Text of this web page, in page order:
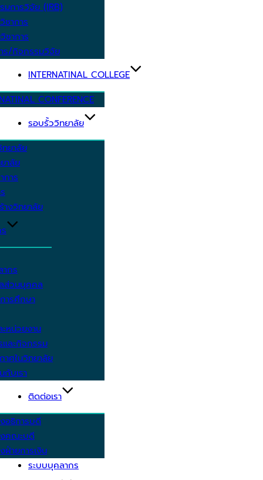
มการวิจัย (IRB)
ชาการ
ชาการ
ร/กิจกรรมวิจัย
INTERNATINAL COLLEGE
CONFERENCE
รอบรั้ววิทยาลัย
ทยาลัย
าลัย
การ
างวิทยาลัย
กร
ส่วนบุคคล
ารศึกษา
หน่วยงาน
และกิจกรรม
าศในวิทยาลัย
กับเรา
ติดต่อเรา
อธิการบดี
คณะบดี
ฝ่ายการเงิน
ระบบบุคลากร